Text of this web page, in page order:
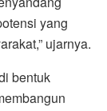
yang
ujarnya.
bentuk